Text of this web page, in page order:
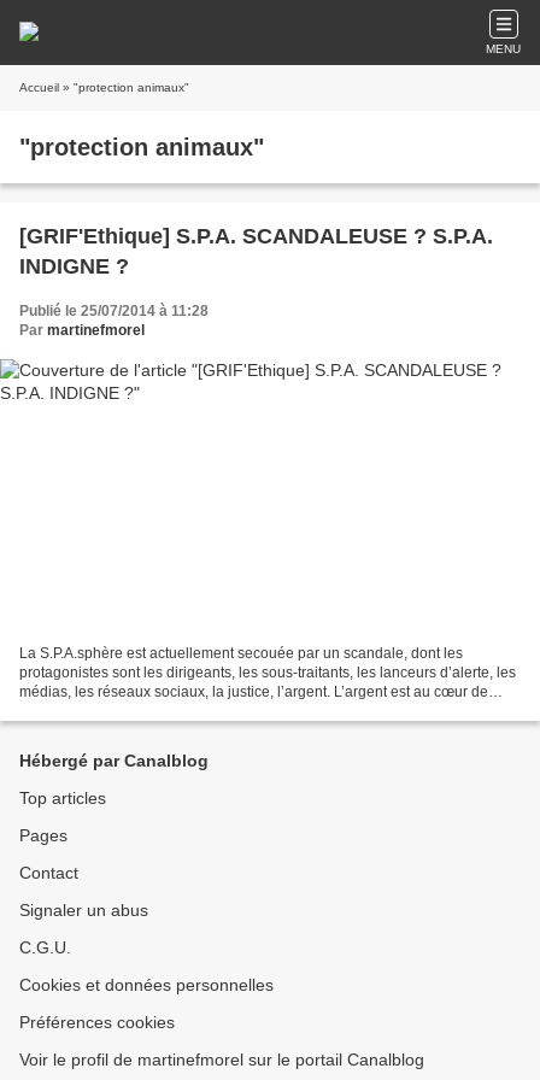
MENU
Accueil » "protection animaux"
"protection animaux"
[GRIF'Ethique] S.P.A. SCANDALEUSE ? S.P.A.
INDIGNE ?
Publié le 25/07/2014 à 11:28
Par martinefmorel
La S.P.A.sphère est actuellement secouée par un scandale, dont les
protagonistes sont les dirigeants, les sous-traitants, les lanceurs d’alerte, les
médias, les réseaux sociaux, la justice, l’argent. L’argent est au cœur de
Hébergé par Canalblog
Top articles
Pages
Contact
Signaler un abus
C.G.U.
Cookies et données personnelles
Préférences cookies
Voir le profil de martinefmorel sur le portail Canalblog